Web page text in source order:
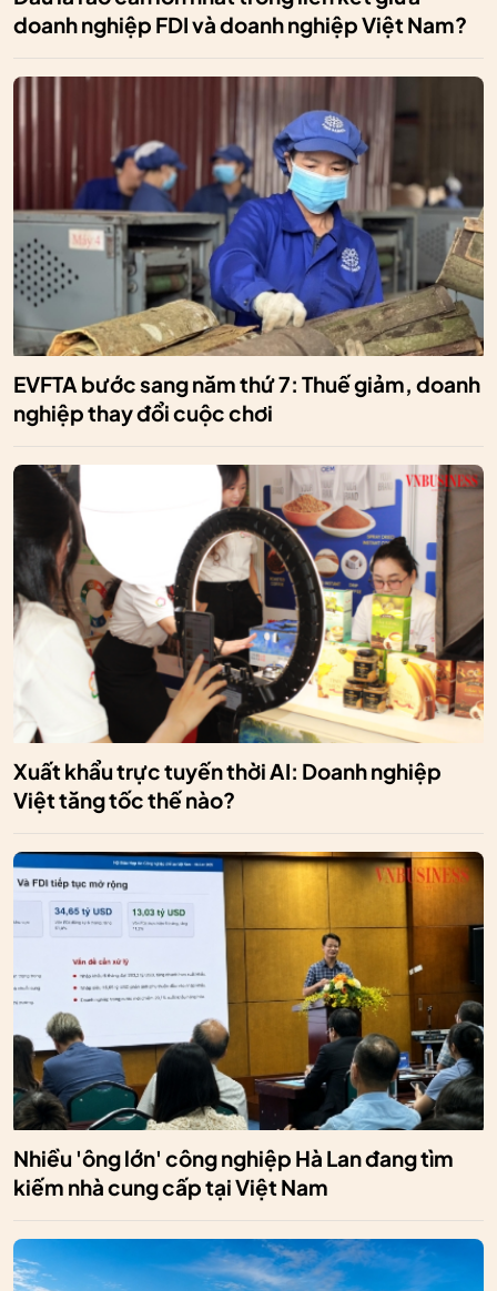
doanh nghiệp FDI và doanh nghiệp Việt Nam?
EVFTA bước sang năm thứ 7: Thuế giảm, doanh
nghiệp thay đổi cuộc chơi
Xuất khẩu trực tuyến thời AI: Doanh nghiệp
Việt tăng tốc thế nào?
Nhiều 'ông lớn' công nghiệp Hà Lan đang tìm
kiếm nhà cung cấp tại Việt Nam